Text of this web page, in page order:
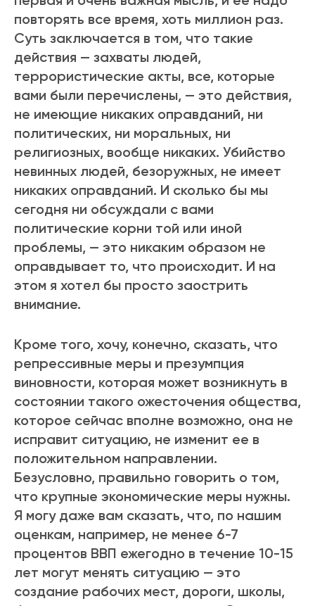
повторять все время, хоть миллион раз.
Суть заключается в том, что такие
действия — захваты людей,
террористические акты, все, которые
вами были перечислены, — это действия,
не имеющие никаких оправданий, ни
политических, ни моральных, ни
религиозных, вообще никаких. Убийство
невинных людей, безоружных, не имеет
никаких оправданий. И сколько бы мы
сегодня ни обсуждали с вами
политические корни той или иной
проблемы, — это никаким образом не
оправдывает то, что происходит. И на
этом я хотел бы просто заострить
внимание.
Кроме того, хочу, конечно, сказать, что
репрессивные меры и презумпция
виновности, которая может возникнуть в
состоянии такого ожесточения общества,
которое сейчас вполне возможно, она не
исправит ситуацию, не изменит ее в
положительном направлении.
Безусловно, правильно говорить о том,
что крупные экономические меры нужны.
Я могу даже вам сказать, что, по нашим
оценкам, например, не менее 6-7
процентов ВВП ежегодно в течение 10-15
лет могут менять ситуацию — это
создание рабочих мест, дороги, школы,